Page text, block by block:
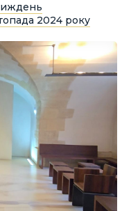
2024 року